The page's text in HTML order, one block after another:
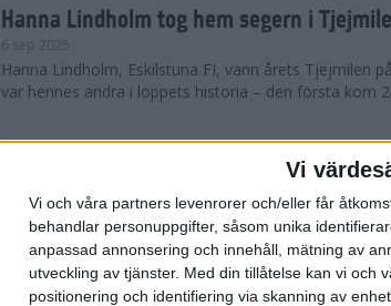
Vi
Vi och våra partners levenrorer och/eller får
behandlar personuppgifter, såsom unika
anpassad annonsering och innehåll, mätning av
utveckling av tjänster. Med din tillåtelse kan vi och
positionering och identifiering via skanning av
Hanna Lindholm tog hem segern i
6 sep 2025
Hanna Lindholm, Eskilstuna FI, vann årets Tjejmilen
var hennes andra i loppets historia – den första kom
Snabbaste segertiden på 12 år i
Stockholm Halvmaraton
30 aug 2025
Ett slutsålt och rekordstort adidas Stockholm
nästintill perfekt löparväder. 18 grader, mulet och
var 19,866 löpare anmälda, varav 15,807 kom till sta...